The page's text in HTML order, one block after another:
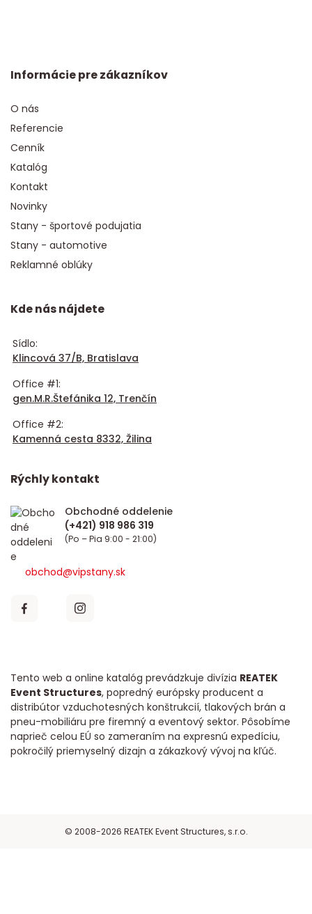
Informácie pre zákazníkov
O nás
Referencie
Cenník
Katalóg
Kontakt
Novinky
Stany - športové podujatia
Stany - automotive
Reklamné oblúky
Kde nás nájdete
Sídlo:
Klincová 37/B, Bratislava
Office #1:
gen.M.R.Štefánika 12, Trenčín
Office #2:
Kamenná cesta 8332, Žilina
Tento web a online katalóg prevádzkuje divízia REATEK
Event Structures, popredný európsky producent a
distribútor vzduchotesných konštrukcií, tlakových brán a
pneu-mobiliáru pre firemný a eventový sektor. Pôsobíme
naprieč celou EÚ so zameraním na expresnú expedíciu,
pokročilý priemyselný dizajn a zákazkový vývoj na kľúč.
Rýchly kontakt
Obchodné oddelenie
(Po – Pia 9:00 - 21:00)
obchod@vipstany.sk
© 2008-2026 REATEK Event Structures, s.r.o.